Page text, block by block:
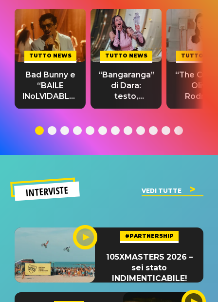
TUTTO NEWS
Bad Bunny e
“BAILE
INoLVIDABLE”:
testo,
significato
TUTTO NEWS
“Bangaranga”
di Dara:
testo,
traduzione e
del singolo
TUTTO
“The
Olivia
testo,
INTERVISTE VEDI TUTTE
#PARTNERSHIP
105XMASTERS 2026 –
sei stato
INDIMENTICABILE!